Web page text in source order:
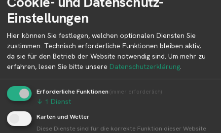
Informationen zum Betreiber und
Kontaktmöglichkeiten.
👤︎ Profilseite
Weitere Standorte von Erdbeer Schilling
Erdbeerplantagen - Rolf und Ruth
Weinzierle GbR
Einstellungen
Hier können Sie festlegen, welchen optionalen Diensten Sie
zustimmen. Technisch erforderliche Funktionen bleiben aktiv,
da sie für den Betrieb der Website notwendig sind. Um mehr zu
erfahren, lesen Sie bitte unsere Datenschutzerklärung.
Erforderliche Funktionen(immer erforderlich)
↓ 1 Dienst
Karten und Wetter
Diese Dienste sind für die korrekte Funktion dieser Website